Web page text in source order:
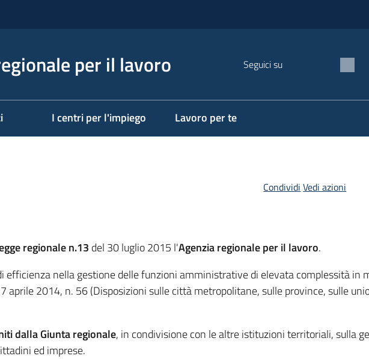
per il lavoro Seguici su
I centri per l'impiego Lavoro per te
Condividi Vedi azioni
regionale n.13 del 30 luglio 2015 l'Agenzia regionale per il lavoro.
efficienza nella gestione delle funzioni amministrative di elevata complessità in
aprile 2014, n. 56 (Disposizioni sulle città metropolitane, sulle province, sulle
dalla Giunta regionale, in condivisione con le altre istituzioni territoriali, sulla
ed imprese.